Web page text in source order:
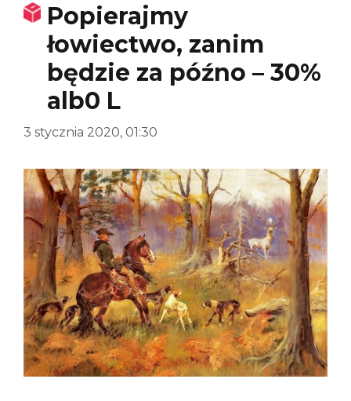
Popierajmy
łowiectwo, zanim
będzie za późno – 30%
alb0 L
3 stycznia 2020, 01:30